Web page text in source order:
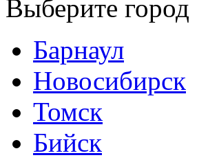
Выберите город
Барнаул
Новосибирск
Томск
Бийск